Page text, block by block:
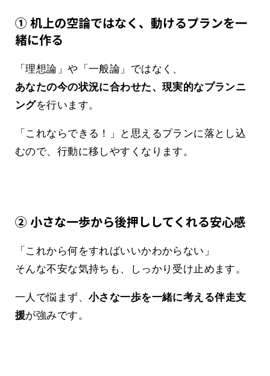
① 机上の空論ではなく、動けるプランを一
緒に作る
「理想論」や「一般論」ではなく、
あなたの今の状況に合わせた、現実的なプランニ
ングを行います。
「これならできる！」と思えるプランに落とし込
むので、行動に移しやすくなります。
② 小さな一歩から後押ししてくれる安心感
「これから何をすればいいかわからない」
そんな不安な気持ちも、しっかり受け止めます。
一人で悩まず、 小さな一歩を一緒に考える伴走支
援が強みです。